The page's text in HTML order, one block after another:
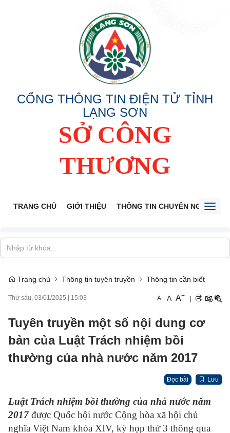
CỔNG THÔNG TIN ĐIỆN TỬ TỈNH
LẠNG SƠN
SỞ CÔNG
THƯƠNG
TRANG CHỦ GIỚI THIỆU THÔNG TIN CHUYÊN NGÀNH
Trang chủ Thông tin tuyên truyền Thông tin cần biết
Thứ sáu, 03/01/2025 15:03 A- A A+ |
Tuyên truyền một số nội dung cơ
bản của Luật Trách nhiệm bồi
thường của nhà nước năm 2017
Đọc bài Lưu
Luật Trách nhiệm bồi thường của nhà nước năm
2017 được Quốc hội nước Cộng hòa xã hội chủ
nghĩa Việt Nam khóa XIV, kỳ họp thứ 3 thông qua